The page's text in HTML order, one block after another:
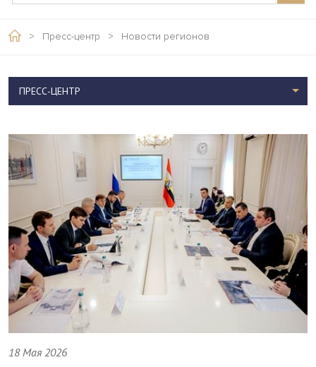
> Пресс-центр > Новости регионов
18 Мая 2026
ПРЕСС-ЦЕНТР